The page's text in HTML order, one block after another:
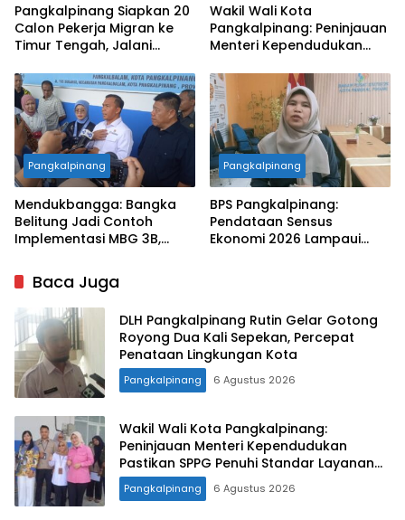
Pangkalpinang Siapkan 20
Calon Pekerja Migran ke
Timur Tengah, Jalani
Wakil Wali Kota
Pangkalpinang: Peninjauan
Menteri Kependudukan
Standar Layanan MBG
Pangkalpinang
Mendukbangga: Bangka
Belitung Jadi Contoh
Implementasi MBG 3B,
Balita Terlayani
Pangkalpinang
BPS Pangkalpinang:
Pendataan Sensus
Ekonomi 2026 Lampaui
Baca Juga
DLH Pangkalpinang Rutin Gelar Gotong
Royong Dua Kali Sepekan, Percepat
Penataan Lingkungan Kota
Pangkalpinang 6 Agustus 2026
Wakil Wali Kota Pangkalpinang:
Peninjauan Menteri Kependudukan
Pastikan SPPG Penuhi Standar Layanan
MBG
Pangkalpinang 6 Agustus 2026